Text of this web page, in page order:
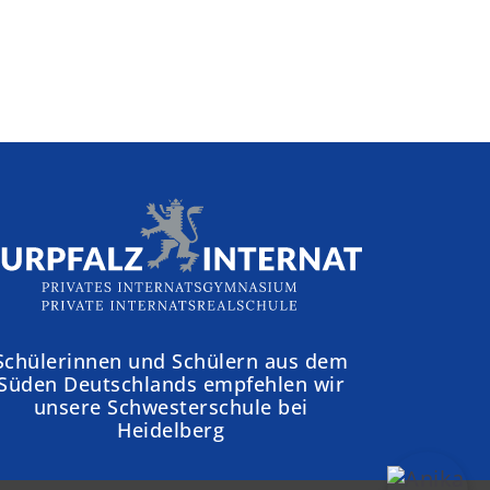
und Schülern aus dem
Deutschlands empfehlen wir
unsere Schwesterschule bei
Heidelberg